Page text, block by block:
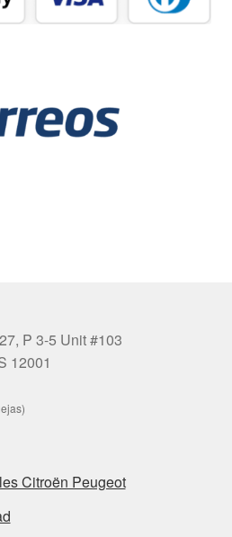
P 3-5 Unit #103
12001
Citroën Peugeot